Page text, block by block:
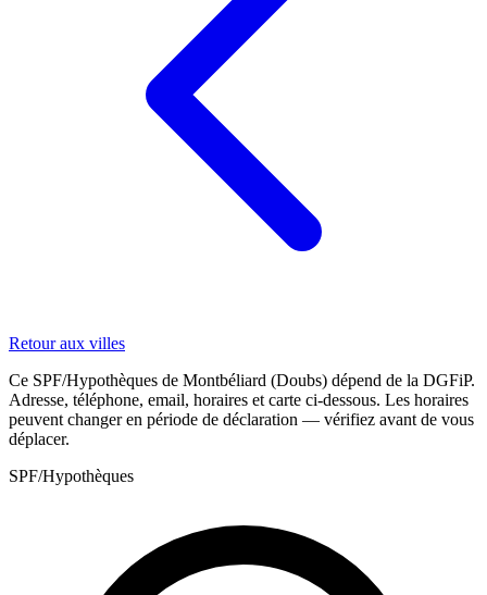
Retour aux villes
Ce SPF/Hypothèques de Montbéliard (Doubs) dépend de la DGFiP.
Adresse, téléphone, email, horaires et carte ci-dessous. Les horaires
peuvent changer en période de déclaration — vérifiez avant de vous
déplacer.
SPF/Hypothèques